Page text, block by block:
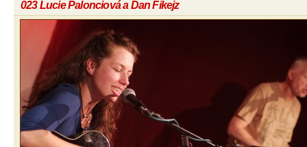
023 Lucie Palonciová a Dan Fikejz